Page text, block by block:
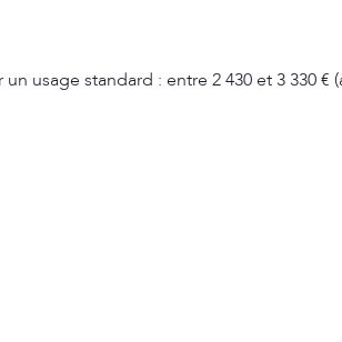
usage standard : entre 2 430 et 3 330 €